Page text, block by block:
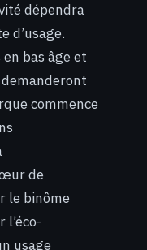
dépendra
d’usage.
bas âge et
commence
de
le binôme
usage